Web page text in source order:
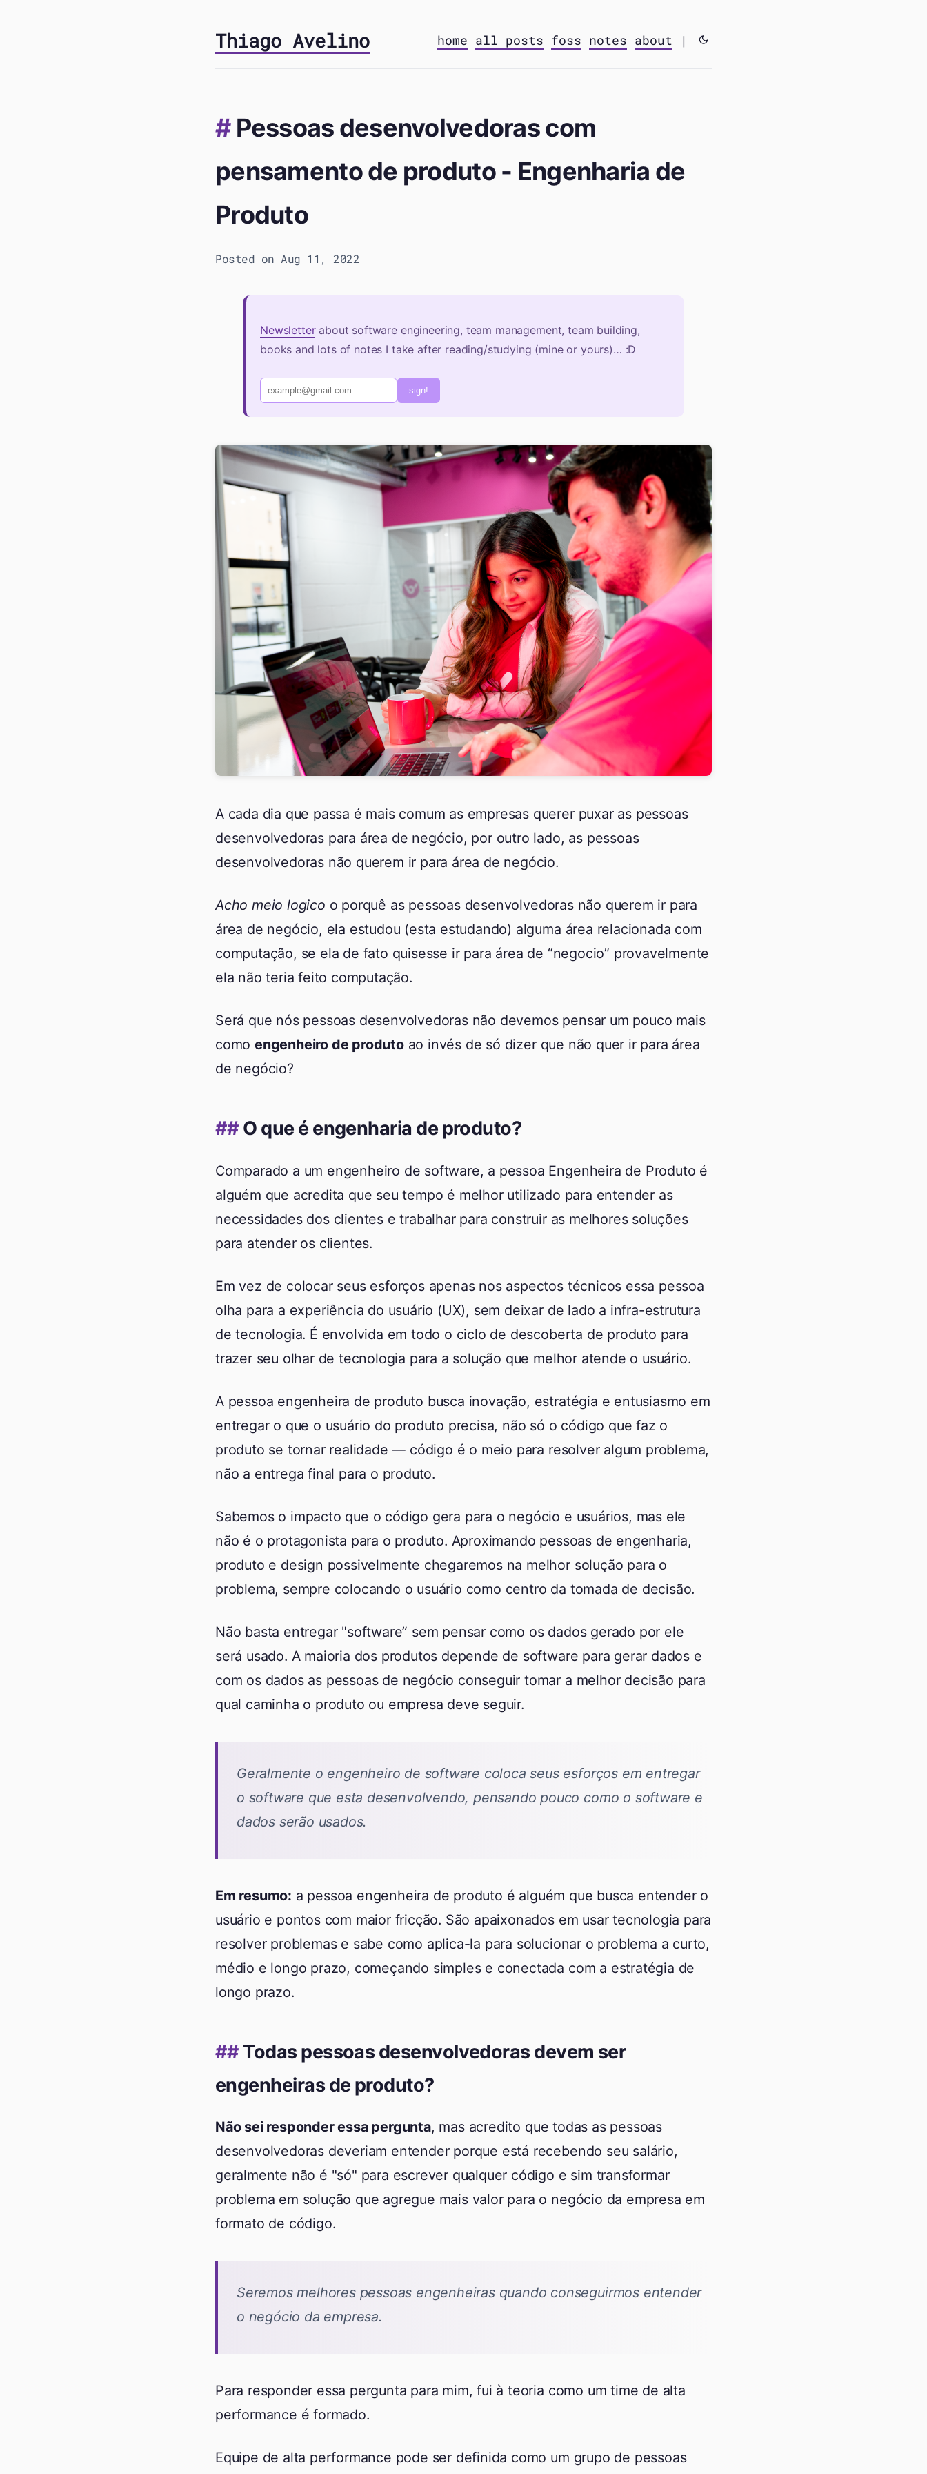
Thiago Avelino home all posts foss notes about |
Pessoas desenvolvedoras com
pensamento de produto - Engenharia de
Produto
Posted on Aug 11, 2022
Newsletterabout software engineering, team management, team building,
books and lots of notes I take after reading/studying (mine or yours)… :D
sign!
A cada dia que passa é mais comum as empresas querer puxar as pessoas
desenvolvedoras para área de negócio, por outro lado, as pessoas
desenvolvedoras não querem ir para área de negócio.
Acho meio logico o porquê as pessoas desenvolvedoras não querem ir para
área de negócio, ela estudou (esta estudando) alguma área relacionada com
computação, se ela de fato quisesse ir para área de “negocio” provavelmente
ela não teria feito computação.
Será que nós pessoas desenvolvedoras não devemos pensar um pouco mais
comoengenheiro de produtoao invés de só dizer que não quer ir para área
de negócio?
O que é engenharia de produto?
Comparado a um engenheiro de software, a pessoa Engenheira de Produto é
alguém que acredita que seu tempo é melhor utilizado para entender as
necessidades dos clientes e trabalhar para construir as melhores soluções
para atender os clientes.
Em vez de colocar seus esforços apenas nos aspectos técnicos essa pessoa
olha para a experiência do usuário (UX), sem deixar de lado a infra-estrutura
de tecnologia. É envolvida em todo o ciclo de descoberta de produto para
trazer seu olhar de tecnologia para a solução que melhor atende o usuário.
A pessoa engenheira de produto busca inovação, estratégia e entusiasmo em
entregar o que o usuário do produto precisa, não só o código que faz o
produto se tornar realidade — código é o meio para resolver algum problema,
não a entrega final para o produto.
Sabemos o impacto que o código gera para o negócio e usuários, mas ele
não é o protagonista para o produto. Aproximando pessoas de engenharia,
produto e design possivelmente chegaremos na melhor solução para o
problema, sempre colocando o usuário como centro da tomada de decisão.
Não basta entregar "software” sem pensar como os dados gerado por ele
será usado. A maioria dos produtos depende de software para gerar dados e
com os dados as pessoas de negócio conseguir tomar a melhor decisão para
qual caminha o produto ou empresa deve seguir.
Geralmente o engenheiro de software coloca seus esforços em entregar
o software que esta desenvolvendo, pensando pouco como o software e
dados serão usados.
Em resumo: a pessoa engenheira de produto é alguém que busca entender o
usuário e pontos com maior fricção. São apaixonados em usar tecnologia para
resolver problemas e sabe como aplica-la para solucionar o problema a curto,
médio e longo prazo, começando simples e conectada com a estratégia de
longo prazo.
Todas pessoas desenvolvedoras devem ser
engenheiras de produto?
Não sei responder essa pergunta, mas acredito que todas as pessoas
desenvolvedoras deveriam entender porque está recebendo seu salário,
geralmente não é "só" para escrever qualquer código e sim transformar
problema em solução que agregue mais valor para o negócio da empresa em
formato de código.
Seremos melhores pessoas engenheiras quando conseguirmos entender
o negócio da empresa.
Para responder essa pergunta para mim, fui à teoria como um time de alta
performance é formado.
Equipe de alta performance pode ser definida como um grupo de pessoas